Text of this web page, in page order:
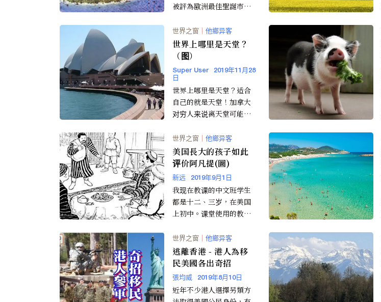
被評為歐洲最佳聖誕市
ope best Dest...
世界之窗 ｜ 他鄉异客
世界上哪里是天堂？
（图）
Super User
2019年11月28
日
世界上哪里是天堂？适合
自己的就是天堂！加拿大
对穷人来说离天堂可能稍
一个多月了，生活算是安
顿...
世界之窗 ｜ 他鄉异客
美国長大的孩子如此
评价阿凡提(圖)
新远 2019年9月1日
我现在教课的中文班学生
都是十二、三岁，在美国
上初中。课堂使用的教材
学编的一套十二册的中文
课本...
世界之窗 ｜ 他鄉异客
逃離香港 - 港人為移
民美國各出奇招
張均威 2019年8月10日
近年不少港人選擇另類方